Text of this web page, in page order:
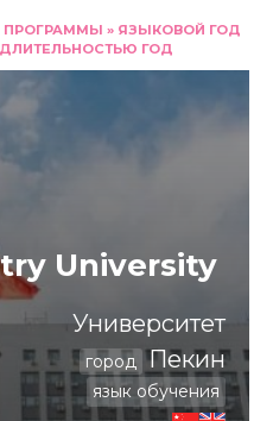
ПРОГРАММЫ » ЯЗЫКОВОЙ ГОД
ГОД
University
Университет
город Пекин
язык обучения